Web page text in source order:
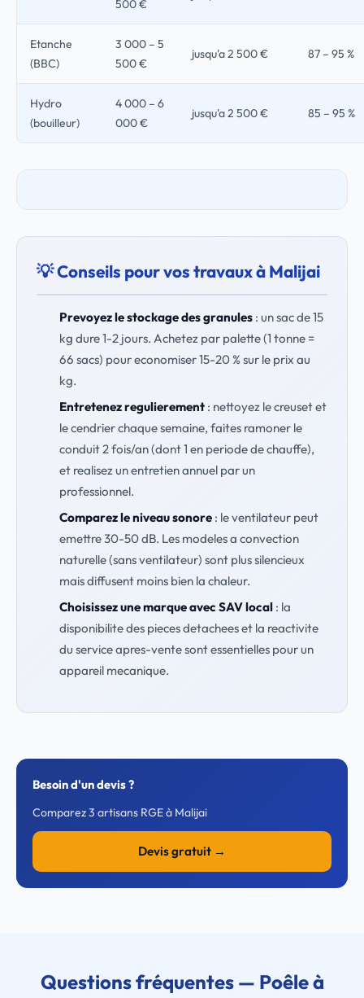
500 €
Etanche
(BBC)
3 000 – 5
500 €
jusqu'a 2 500 € 87 – 95 %
Hydro
(bouilleur)
4 000 – 6
000 €
jusqu'a 2 500 € 85 – 95 %
💡 Conseils pour vos travaux à Malijai
Prevoyez le stockage des granules: un sac de 15
kg dure 1-2 jours. Achetez par palette (1 tonne =
66 sacs) pour economiser 15-20 % sur le prix au
kg.
Entretenez regulierement: nettoyez le creuset et
le cendrier chaque semaine, faites ramoner le
conduit 2 fois/an (dont 1 en periode de chauffe),
et realisez un entretien annuel par un
professionnel.
Comparez le niveau sonore: le ventilateur peut
emettre 30-50 dB. Les modeles a convection
naturelle (sans ventilateur) sont plus silencieux
mais diffusent moins bien la chaleur.
Choisissez une marque avec SAV local: la
disponibilite des pieces detachees et la reactivite
du service apres-vente sont essentielles pour un
appareil mecanique.
Besoin d'un devis ?
Comparez 3 artisans RGE à Malijai
Devis gratuit →
Questions fréquentes — Poêle à